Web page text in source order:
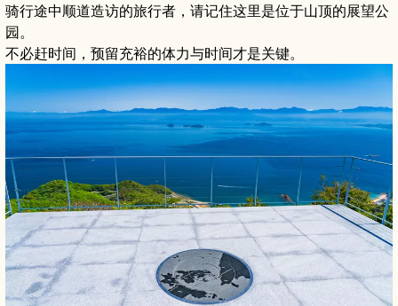
骑行途中顺道造访的旅行者，请记住这里是位于山顶的展望公
园。
不必赶时间，预留充裕的体力与时间才是关键。